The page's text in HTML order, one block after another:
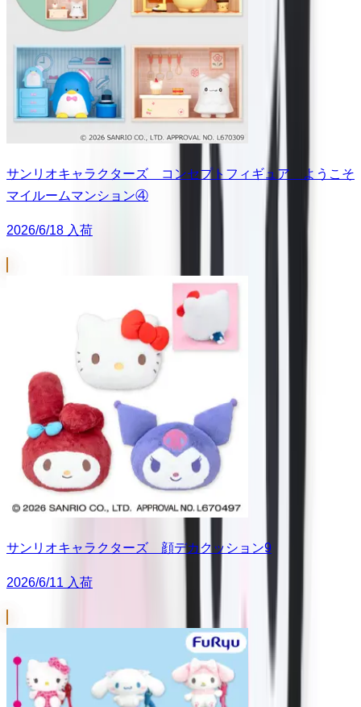
サンリオキャラクターズ コンセプトフィギュア ようこそ
マイルームマンション④
2026/6/18 入荷
サンリオキャラクターズ 顔デカクッション9
2026/6/11 入荷